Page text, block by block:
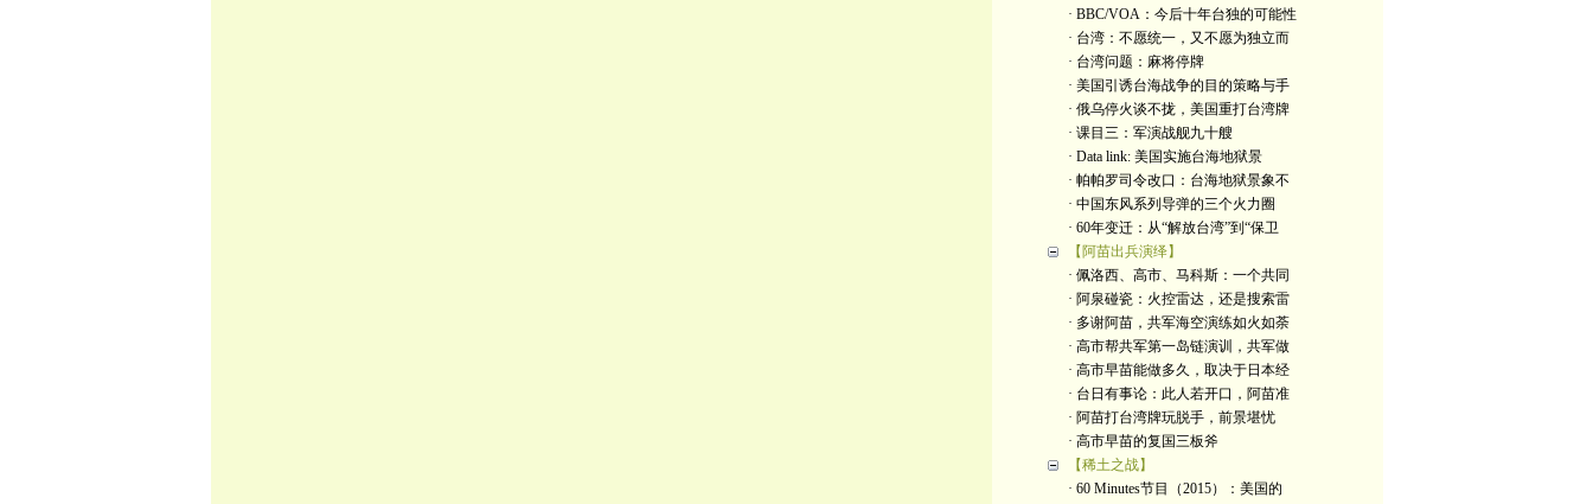
· BBC/VOA：今后十年台独的可能性
· 台湾：不愿统一，又不愿为独立而
· 台湾问题：麻将停牌
· 美国引诱台海战争的目的策略与手
· 俄乌停火谈不拢，美国重打台湾牌
· 课目三：军演战舰九十艘
· Data link: 美国实施台海地狱景
· 帕帕罗司令改口：台海地狱景象不
· 中国东风系列导弹的三个火力圈
· 60年变迁：从“解放台湾”到“保卫
【阿苗出兵演绎】
· 佩洛西、高市、马科斯：一个共同
· 阿泉碰瓷：火控雷达，还是搜索雷
· 多谢阿苗，共军海空演练如火如荼
· 高市帮共军第一岛链演训，共军做
· 高市早苗能做多久，取决于日本经
· 台日有事论：此人若开口，阿苗准
· 阿苗打台湾牌玩脱手，前景堪忧
· 高市早苗的复国三板斧
【稀土之战】
· 60 Minutes节目（2015）：美国的